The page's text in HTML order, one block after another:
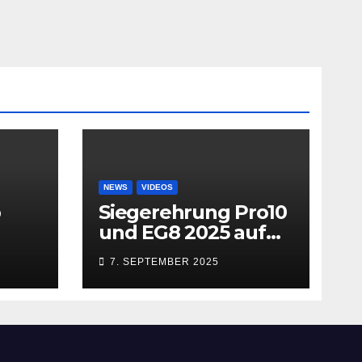
NEWS VIDEOS
Siegerehrung Pro10
und EG8 2025 auf
dem MACN
Zollhausring
7. SEPTEMBER 2025